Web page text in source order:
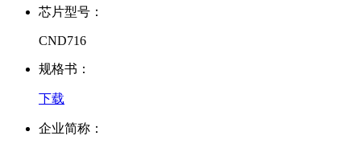
芯片型号：
CND716
规格书：
下载
企业简称：